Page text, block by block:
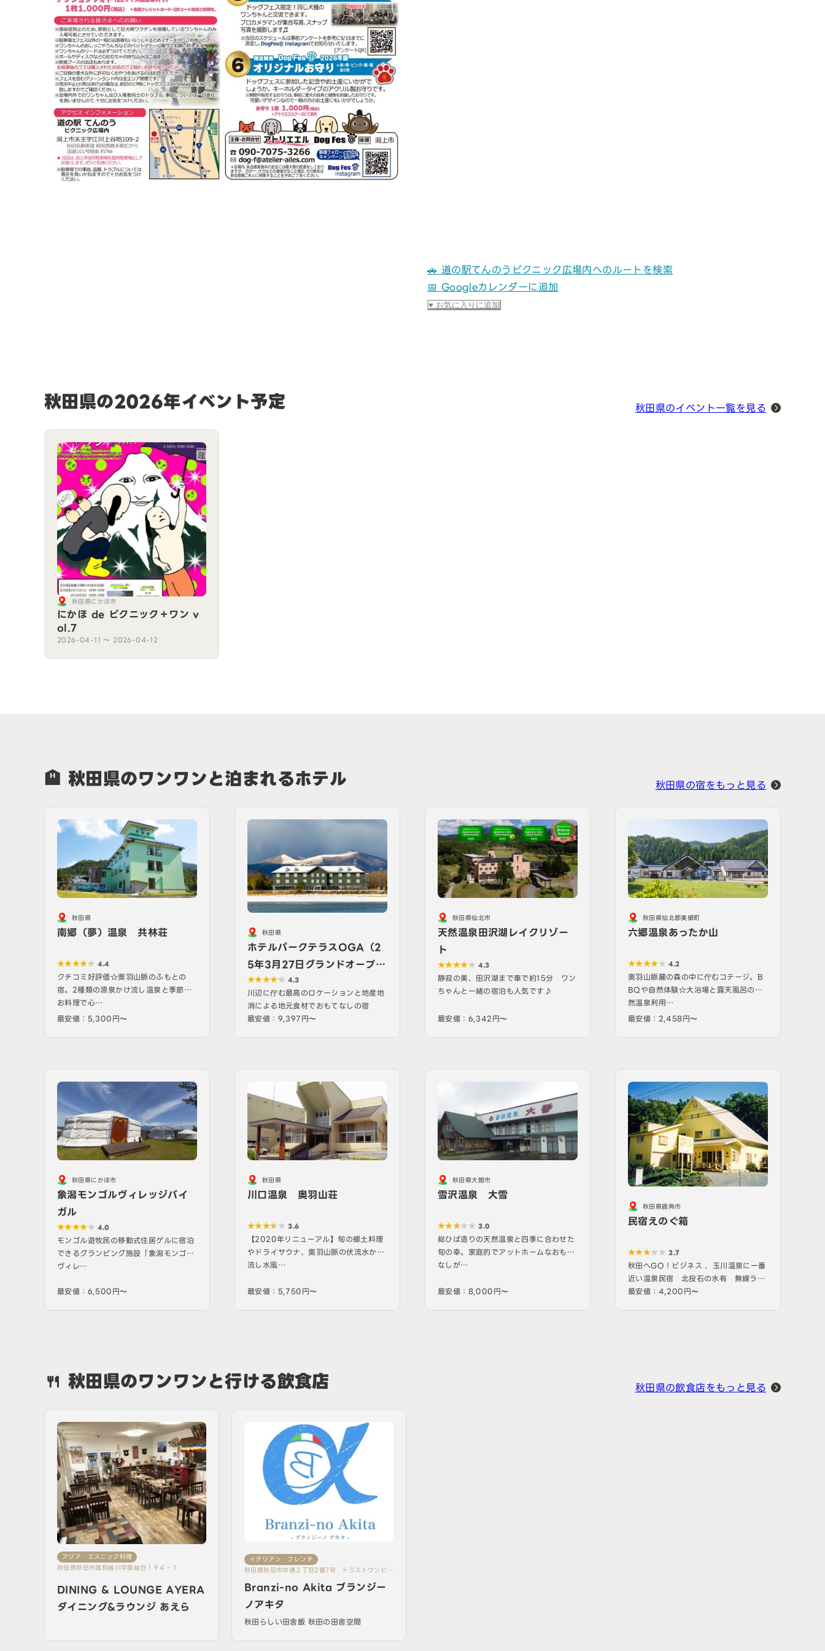
🚗 道の駅てんのうピクニック広場内へのルートを検索
📅 Googleカレンダーに追加
♥ お気に入りに追加
秋田県の2026年イベント予定 秋田県のイベント一覧を見る
秋田県にかほ市
にかほ de ピクニック＋ワン v
ol.7
2026-04-11 〜 2026-04-12
🏨 秋田県のワンワンと泊まれるホテル 秋田県の宿をもっと見る
秋田県
南郷（夢）温泉 共林荘
4.4
クチコミ好評価☆奥羽山脈のふもとの
宿。2種類の源泉かけ流し温泉と季節の
お料理で心…
最安値：5,300円〜
秋田県
ホテルパークテラスOGA（2
5年3月27日グランドオープ
ン！）
4.3
川辺に佇む最高のロケーションと地産地
消による地元食材でおもてなしの宿
最安値：9,397円〜
秋田県仙北市
天然温泉田沢湖レイクリゾー
ト
4.3
静寂の美、田沢湖まで車で約15分 ワン
ちゃんと一緒の宿泊も人気です♪
最安値：6,342円〜
秋田県仙北郡美郷町
六郷温泉あったか山
4.2
奥羽山脈麓の森の中に佇むコテージ。B
BQや自然体験☆大浴場と露天風呂の天
然温泉利用…
最安値：2,458円〜
秋田県にかほ市
象潟モンゴルヴィレッジバイ
ガル
4.0
モンゴル遊牧民の移動式住居ゲルに宿泊
できるグランピング施設「象潟モンゴル
ヴィレ…
最安値：6,500円〜
秋田県
川口温泉 奥羽山荘
3.6
【2020年リニューアル】旬の郷土料理
やドライサウナ、奥羽山脈の伏流水かけ
流し水風…
最安値：5,750円〜
秋田県大館市
雪沢温泉 大雪
3.0
総ひば造りの天然温泉と四季に合わせた
旬の幸。家庭的でアットホームなおもて
なしが…
最安値：8,000円〜
秋田県鹿角市
民宿えのぐ箱
2.7
秋田へGO！ビジネス 、玉川温泉に一番
近い温泉民宿 北投石の水有 無線ラン
ペット…
最安値：4,200円〜
🍴 秋田県のワンワンと行ける飲食店 秋田県の飲食店をもっと見る
アジア・エスニック料理
秋田県秋田市雄和椿川字奥椿岱１９４－１
DINING & LOUNGE AYERA
ダイニング&ラウンジ あえら
イタリアン・フレンチ
秋田県秋田市中通２丁目2番7号 トラストワンビル
21 B1階
Branzi-no Akita ブランジー
ノアキタ
秋田らしい田舎飯 秋田の田舎空間